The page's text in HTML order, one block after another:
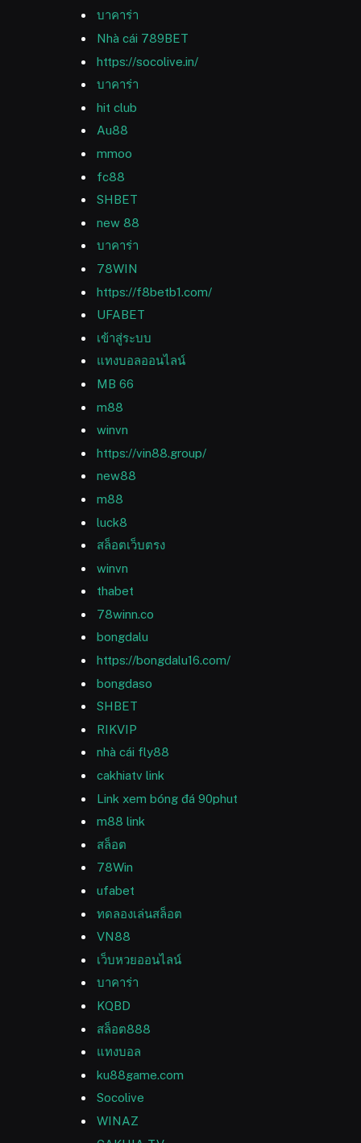
บาคาร่า
Nhà cái 789BET
https://socolive.in/
บาคาร่า
hit club
Au88
mmoo
fc88
SHBET
new 88
บาคาร่า
78WIN
https://f8betb1.com/
UFABET
เข้าสู่ระบบ
แทงบอลออนไลน์
MB 66
m88
winvn
https://vin88.group/
new88
m88
luck8
สล็อตเว็บตรง
winvn
thabet
78winn.co
bongdalu
https://bongdalu16.com/
bongdaso
SHBET
RIKVIP
nhà cái fly88
cakhiatv link
Link xem bóng đá 90phut
m88 link
สล็อต
78Win
ufabet
ทดลองเล่นสล็อต
VN88
เว็บหวยออนไลน์
บาคาร่า
KQBD
สล็อต888
แทงบอล
ku88game.com
Socolive
WINAZ